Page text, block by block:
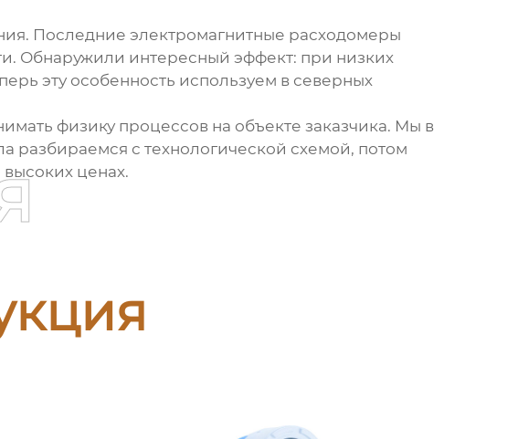
Последние электромагнитные расходомеры
Обнаружили интересный эффект: при низких
эту особенность используем в северных
физику процессов на объекте заказчика. Мы в
с технологической схемой, потом
ценах.